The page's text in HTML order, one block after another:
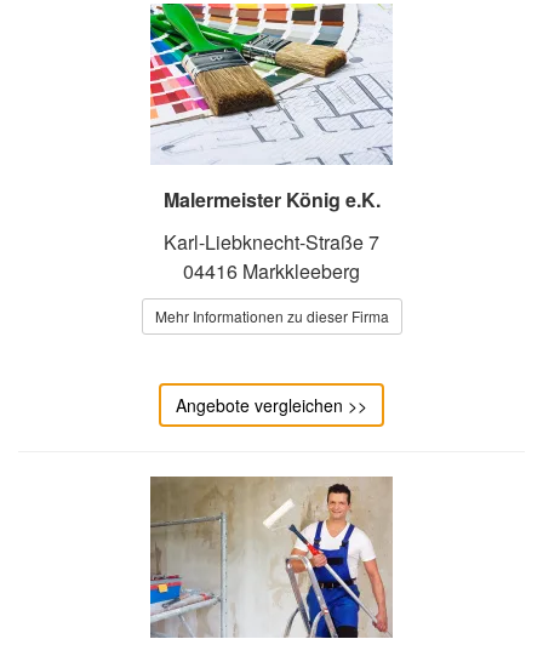
Malermeister König e.K.
Karl-Liebknecht-Straße 7
04416 Markkleeberg
Mehr Informationen zu dieser Firma
Angebote vergleichen >>